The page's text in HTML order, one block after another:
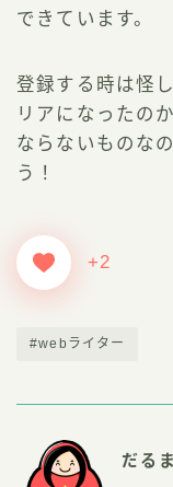
できています。
登録する時は怪
リアになったの
ならないものな
う！
+2
#webライター
だるま